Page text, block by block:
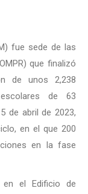
fue sede de las
que finalizó
de unos 2,238
de 63
de abril de 2023,
en el que 200
en la fase
el Edificio de